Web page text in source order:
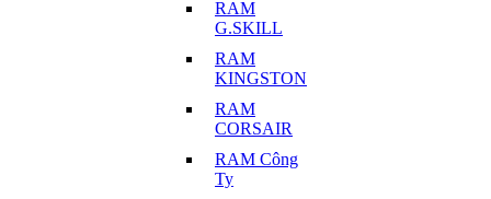
RAM
G.SKILL
RAM
KINGSTON
RAM
CORSAIR
RAM Công
Ty